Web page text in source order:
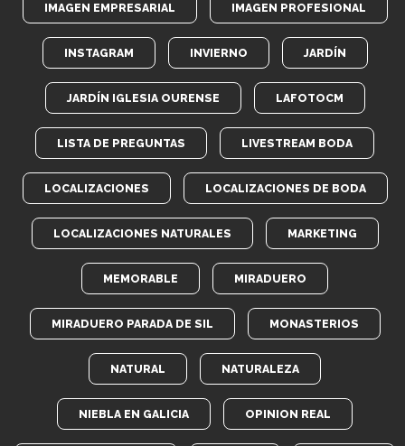
IMAGEN EMPRESARIAL IMAGEN PROFESIONAL
INSTAGRAM INVIERNO JARDÍN
JARDÍN IGLESIA OURENSE LAFOTOCM
LISTA DE PREGUNTAS LIVESTREAM BODA
LOCALIZACIONES LOCALIZACIONES DE BODA
LOCALIZACIONES NATURALES MARKETING
MEMORABLE MIRADUERO
MIRADUERO PARADA DE SIL MONASTERIOS
NATURAL NATURALEZA
NIEBLA EN GALICIA OPINION REAL